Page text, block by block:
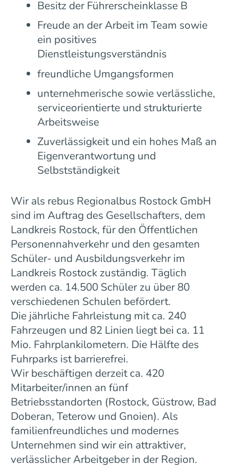
Besitz der Führerscheinklasse B
Freude an der Arbeit im Team sowie
ein positives
Dienstleistungsverständnis
freundliche Umgangsformen
unternehmerische sowie verlässliche,
serviceorientierte und strukturierte
Arbeitsweise
Zuverlässigkeit und ein hohes Maß an
Eigenverantwortung und
Selbstständigkeit
Wir als rebus Regionalbus Rostock GmbH
sind im Auftrag des Gesellschafters, dem
Landkreis Rostock, für den Öffentlichen
Personennahverkehr und den gesamten
Schüler- und Ausbildungsverkehr im
Landkreis Rostock zuständig. Täglich
werden ca. 14.500 Schüler zu über 80
verschiedenen Schulen befördert.
Die jährliche Fahrleistung mit ca. 240
Fahrzeugen und 82 Linien liegt bei ca. 11
Mio. Fahrplankilometern. Die Hälfte des
Fuhrparks ist barrierefrei.
Wir beschäftigen derzeit ca. 420
Mitarbeiter/innen an fünf
Betriebsstandorten (Rostock, Güstrow, Bad
Doberan, Teterow und Gnoien). Als
familienfreundliches und modernes
Unternehmen sind wir ein attraktiver,
verlässlicher Arbeitgeber in der Region.